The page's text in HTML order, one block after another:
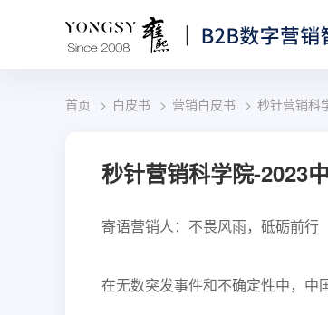
首页 白皮书 营销白皮书 秒针营销科
秒针营销科学院-2023
寄语营销人：不畏风雨，砥砺前行
在无数突发事件和不确定性中，中